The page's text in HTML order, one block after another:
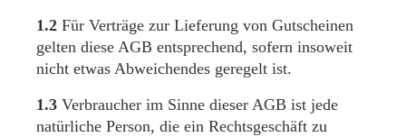
1.2 Für Verträge zur Lieferung von Gutscheinen
gelten diese AGB entsprechend, sofern insoweit
nicht etwas Abweichendes geregelt ist.
1.3 Verbraucher im Sinne dieser AGB ist jede
natürliche Person, die ein Rechtsgeschäft zu